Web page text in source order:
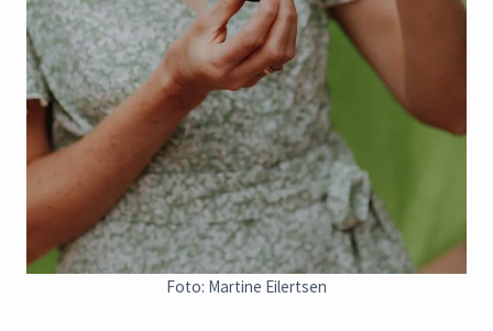
Foto: Martine Eilertsen